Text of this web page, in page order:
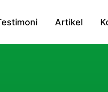
Artikel